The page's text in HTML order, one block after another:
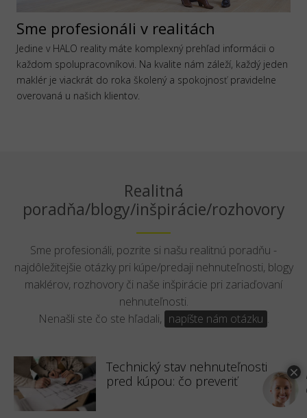
Sme profesionáli v realitách
Jedine v HALO reality máte komplexný prehľad informácii o
každom spolupracovníkovi. Na kvalite nám záleží, každý jeden
maklér je viackrát do roka školený a spokojnosť pravidelne
overovaná u našich klientov.
Realitná
poradňa/blogy/inšpirácie/rozhovory
Sme profesionáli, pozrite si našu realitnú poradňu -
najdôležitejšie otázky pri kúpe/predaji nehnuteľnosti, blogy
maklérov, rozhovory či naše inšpirácie pri zariaďovaní
nehnuteľnosti.
Nenašli ste čo ste hľadali, napíšte nám otázku .
Technický stav nehnuteľnosti
pred kúpou: čo preveriť